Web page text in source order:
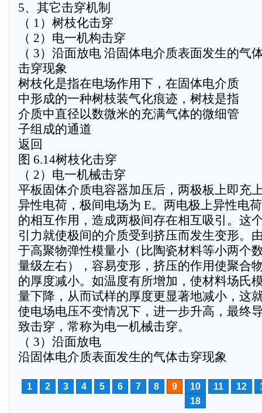
5、其它击穿机制
（ 1）树枝化击穿
（ 2）电一机构击穿
（ 3）沿面放电 沿固体电介质表面发生的气
击穿现象
树枝化是指在电场作用下，在固体电介质
中形成的一种树枝装气化痕迹，树枝是指
介质中直径以数微米的充满气体的微细管
子组成的通道
返回
图 6.14树枝化击穿
（ 2）电一机械击穿
平板固体介质电容器加压后，两极板上即充
异性电荷，极间电场为 E。两电极上异性电荷
的相互作用，造成两极间存在相互吸引。这
引力就使极间的介质受到挤压而发生变形。
于高聚物弹性模量小（比陶瓷材料等小两个
量级左右），容易变形，挤压的作用使聚合
的厚度减小。如温度有所增加，使材料场氏
量下降，从而试样的厚度更显著地减小，这
使电场电压不变情况下，进一步升高，最终
致击穿，常称为电一机械击穿。
（ 3）沿面放电
沿固体电介质表面发生的气体击穿现象
1 2 3 4 5 6 7 8 9 10 11 12
18